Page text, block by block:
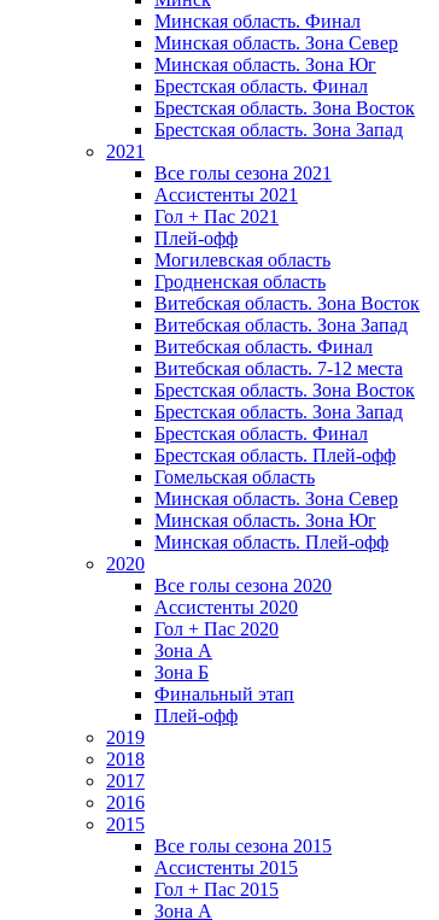
Mинская область. Финал
Минская область. Зона Север
Минская область. Зона Юг
Брестская область. Финал
Брестская область. Зона Восток
Брестская область. Зона Запад
2021
Все голы сезона 2021
Ассистенты 2021
Гол + Пас 2021
Плей-офф
Могилевская область
Гродненская область
Витебская область. Зона Восток
Витебская область. Зона Запад
Витебская область. Финал
Витебская область. 7-12 места
Брестская область. Зона Восток
Брестская область. Зона Запад
Брестская область. Финал
Брестская область. Плей-офф
Гомельская область
Минская область. Зона Север
Минская область. Зона Юг
Минская область. Плей-офф
2020
Все голы сезона 2020
Ассистенты 2020
Гол + Пас 2020
Зона А
Зона Б
Финальный этап
Плей-офф
2019
2018
2017
2016
2015
Все голы сезона 2015
Ассистенты 2015
Гол + Пас 2015
Зона А